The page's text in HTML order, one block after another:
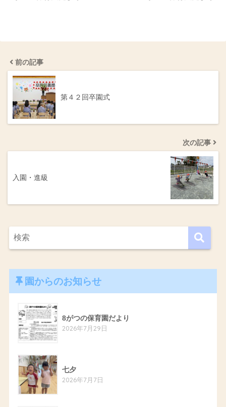
前の記事
第４２回卒園式
次の記事
入園・進級
園からのお知らせ
8がつの保育園だより
2026年7月29日
七夕
2026年7月7日